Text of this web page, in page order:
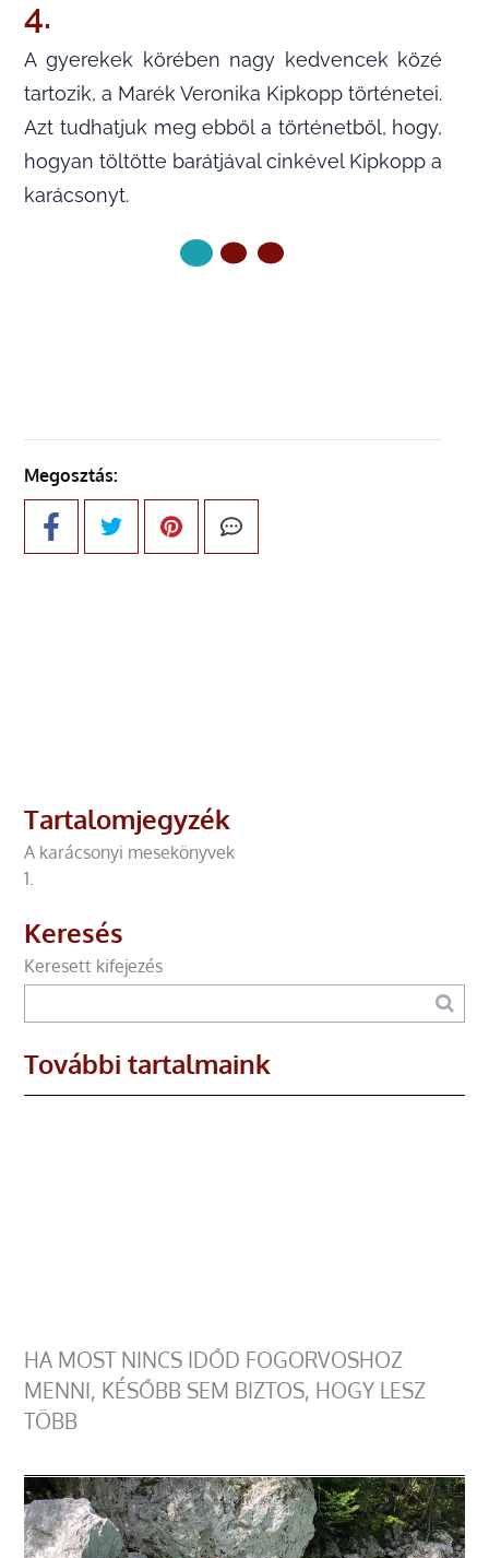
4.
A gyerekek körében nagy kedvencek közé
tartozik, a Marék Vero­nika Kip­kopp tör­té­ne­tei.
Azt tudhatjuk meg ebből a történetből, hogy,
hogyan töltötte barátjával cinkével Kipkopp a
karácsonyt.
Megosztás:
Tartalomjegyzék
A karácsonyi mesekönyvek
1.
Keresés
Keresett kifejezés
További tartalmaink
HA MOST NINCS IDŐD FOGORVOSHOZ
MENNI, KÉSŐBB SEM BIZTOS, HOGY LESZ
TÖBB